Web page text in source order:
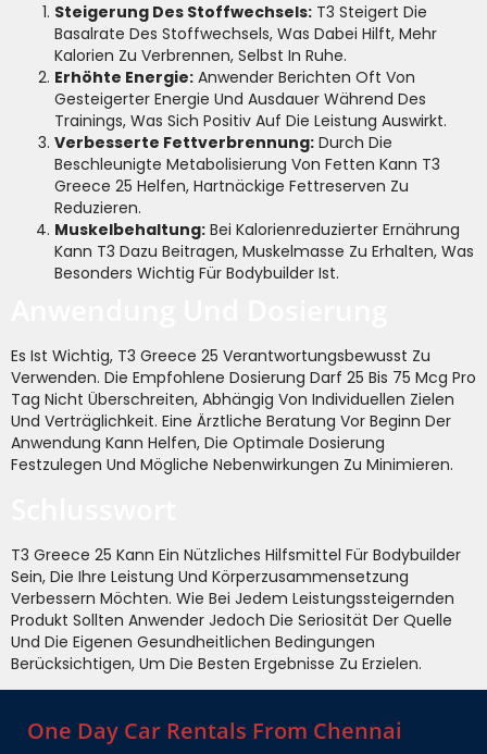
Steigerung Des Stoffwechsels: T3 Steigert Die
Basalrate Des Stoffwechsels, Was Dabei Hilft, Mehr
Kalorien Zu Verbrennen, Selbst In Ruhe.
Erhöhte Energie: Anwender Berichten Oft Von
Gesteigerter Energie Und Ausdauer Während Des
Trainings, Was Sich Positiv Auf Die Leistung Auswirkt.
Verbesserte Fettverbrennung: Durch Die
Beschleunigte Metabolisierung Von Fetten Kann T3
Greece 25 Helfen, Hartnäckige Fettreserven Zu
Reduzieren.
Muskelbehaltung: Bei Kalorienreduzierter Ernährung
Kann T3 Dazu Beitragen, Muskelmasse Zu Erhalten, Was
Besonders Wichtig Für Bodybuilder Ist.
Es Ist Wichtig, T3 Greece 25 Verantwortungsbewusst Zu
Verwenden. Die Empfohlene Dosierung Darf 25 Bis 75 Mcg Pro
Tag Nicht Überschreiten, Abhängig Von Individuellen Zielen
Und Verträglichkeit. Eine Ärztliche Beratung Vor Beginn Der
Anwendung Kann Helfen, Die Optimale Dosierung
Festzulegen Und Mögliche Nebenwirkungen Zu Minimieren.
T3 Greece 25 Kann Ein Nützliches Hilfsmittel Für Bodybuilder
Sein, Die Ihre Leistung Und Körperzusammensetzung
Verbessern Möchten. Wie Bei Jedem Leistungssteigernden
Produkt Sollten Anwender Jedoch Die Seriosität Der Quelle
Und Die Eigenen Gesundheitlichen Bedingungen
Berücksichtigen, Um Die Besten Ergebnisse Zu Erzielen.
One Day Car Rentals From Chennai